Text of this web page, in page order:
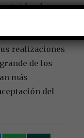
idea; la
realizaciones
de los
más
del